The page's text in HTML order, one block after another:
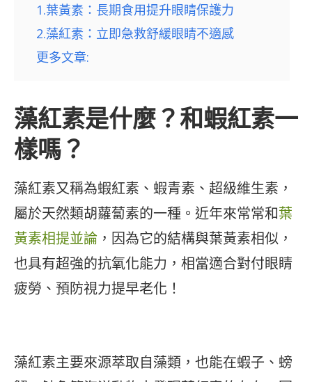
1.葉黃素：長期食用提升眼睛保護力
2.藻紅素：立即急救舒緩眼睛不適感
更多文章:
藻紅素是什麼？和蝦紅素一
樣嗎？
藻紅素又稱為蝦紅素、蝦青素、超級維生素，
屬於天然類胡蘿蔔素的一種。近年來常常和葉
黃素相提並論 ，因為它的結構與葉黃素相似，
也具有超強的抗氧化能力，相當適合對付眼睛
疲勞、預防視力提早老化！
藻紅素主要來源萃取自藻類，也能在蝦子、螃